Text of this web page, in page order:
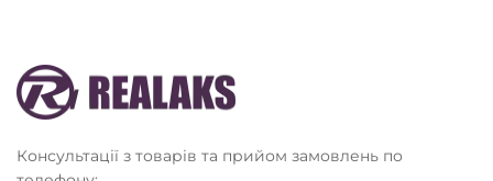
Консультації з товарів та прийом замовлень по